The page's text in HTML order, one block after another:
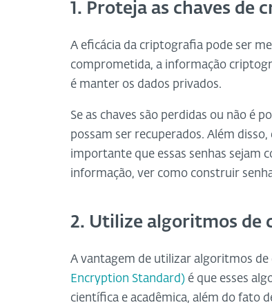
1. Proteja as chaves de
A eficácia da criptografia pode ser
comprometida, a informação
é manter os dados privados.
Se as chaves são perdidas ou não é
possam ser recuperados. Além
importante que essas senhas sejam
informação, ver como construir
2. Utilize algoritmos de
A vantagem de utilizar algoritmos
Encryption Standard) é que esses
científica e acadêmica, além do fato